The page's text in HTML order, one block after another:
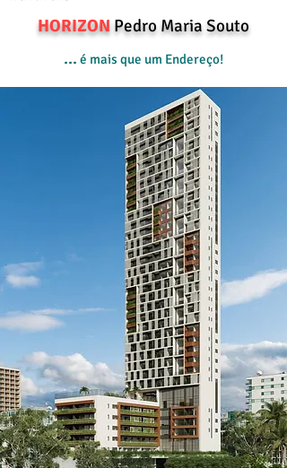
HORIZONPedro Maria Souto
... é mais que um Endereço!